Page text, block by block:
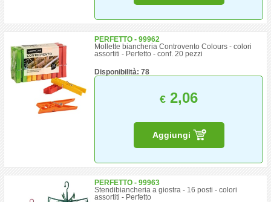
PERFETTO - 99962
Mollette biancheria Controvento Colours - colori
assortiti - Perfetto - conf. 20 pezzi
Disponibilità: 78
€ 2,06
Aggiungi
PERFETTO - 99963
Stendibiancheria a giostra - 16 posti - colori
assortiti - Perfetto